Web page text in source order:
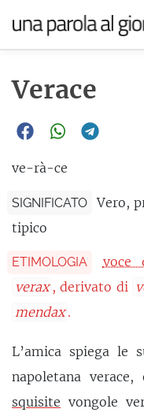
Verace
ve-rà-ce
SIGNIFICATO
Vero,
tipico
ETIMOLOGIA voce
verax , derivato di
mendax .
L’amica spiega le
napoletana
squisite vongole